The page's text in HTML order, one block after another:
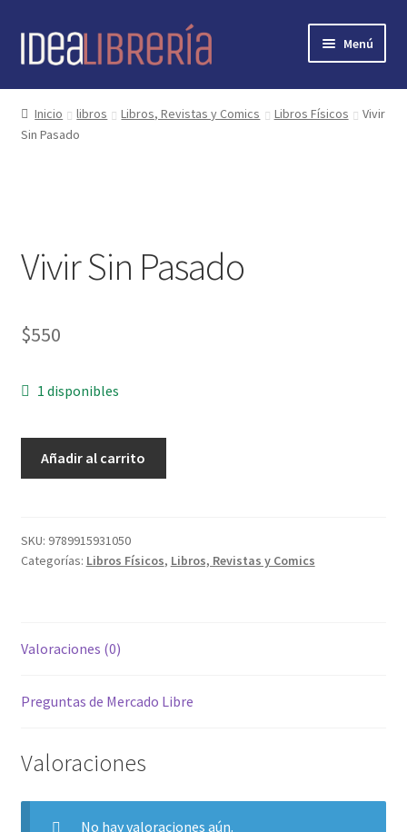
Ir
Ir
Menú
Inicio
contacto
nosotros
novedades
Inicio libros Libros, Revistas y Comics Libros Físicos
Vivir
Sin Pasado
Vivir Sin Pasado
$550
1 disponibles
Añadir al carrito
SKU: 9789915931050
Categorías: Libros Físicos, Libros, Revistas y Comics
Valoraciones (0)
Preguntas de Mercado Libre
Valoraciones
No hay valoraciones aún.